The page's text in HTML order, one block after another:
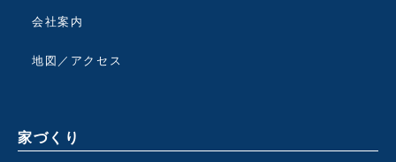
会社案内
地図／アクセス
家づくり